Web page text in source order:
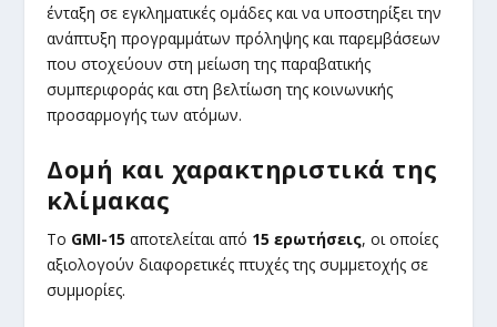
ένταξη σε εγκληματικές ομάδες και να υποστηρίξει την
ανάπτυξη προγραμμάτων πρόληψης και παρεμβάσεων
που στοχεύουν στη μείωση της παραβατικής
συμπεριφοράς και στη βελτίωση της κοινωνικής
προσαρμογής των ατόμων.
Δομή και χαρακτηριστικά της
κλίμακας
Το GMI-15 αποτελείται από 15 ερωτήσεις, οι οποίες
αξιολογούν διαφορετικές πτυχές της συμμετοχής σε
συμμορίες.